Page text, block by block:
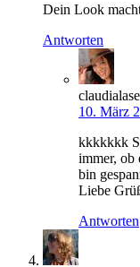
Dein Look
Antworten
10. März
kkkkkkk
immer, ob
bin
Liebe
Antworten